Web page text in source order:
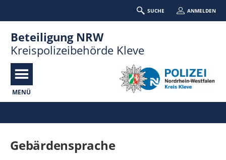
SUCHE ANMELDEN
Beteiligung NRW
Kreispolizeibehörde Kleve
MENÜ
Gebärdensprache